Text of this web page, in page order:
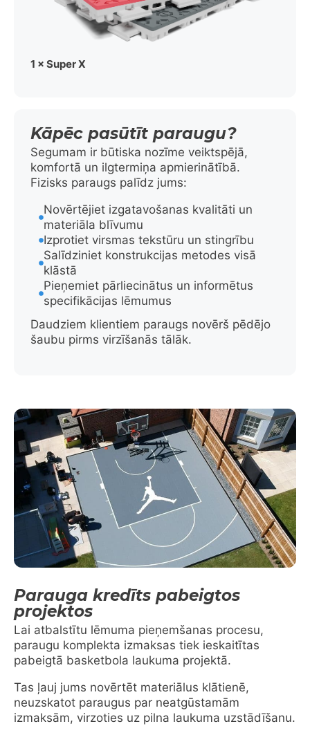
1 × Super X
Kāpēc pasūtīt paraugu?
Segumam ir būtiska nozīme veiktspējā,
komfortā un ilgtermiņa apmierinātībā.
Fizisks paraugs palīdz jums:
Novērtējiet izgatavošanas kvalitāti un
materiāla blīvumu
Izprotiet virsmas tekstūru un stingrību
Salīdziniet konstrukcijas metodes visā
klāstā
Pieņemiet pārliecinātus un informētus
specifikācijas lēmumus
Daudziem klientiem paraugs novērš pēdējo
šaubu pirms virzīšanās tālāk.
Parauga kredīts pabeigtos
projektos
Lai atbalstītu lēmuma pieņemšanas procesu,
paraugu komplekta izmaksas tiek ieskaitītas
pabeigtā basketbola laukuma projektā.
Tas ļauj jums novērtēt materiālus klātienē,
neuzskatot paraugus par neatgūstamām
izmaksām, virzoties uz pilna laukuma uzstādīšanu.